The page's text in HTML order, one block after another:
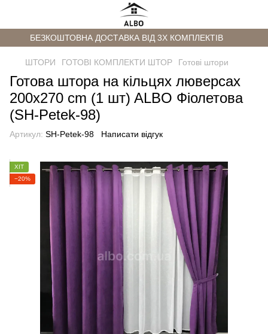
БЕЗКОШТОВНА ДОСТАВКА ВІД 3Х КОМПЛЕКТІВ
ШТОРИ ГОТОВІ КОМПЛЕКТИ ШТОР Готові штори
Готова штора на кільцях люверсах
200x270 cm (1 шт) ALBO Фіолетова
(SH-Petek-98)
Артикул: SH-Petek-98 Написати відгук
ХІТ
−20%